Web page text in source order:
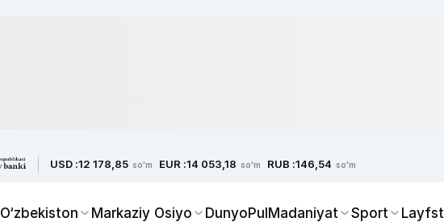
USD :12 178,85 so'm EUR :14 053,18 so'm RUB :146,54 so'm
O‘zbekiston Markaziy Osiyo DunyoPulMadaniyat Sport